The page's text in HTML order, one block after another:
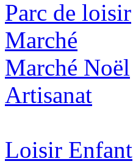
Parc de loisir
Marché
Marché Noël
Artisanat
Loisir Enfant